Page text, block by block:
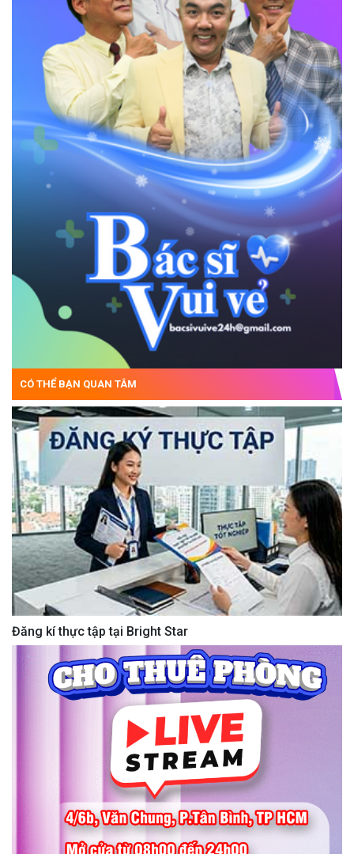
CÓ THỂ BẠN QUAN TÂM
Đăng kí thực tập tại Bright Star